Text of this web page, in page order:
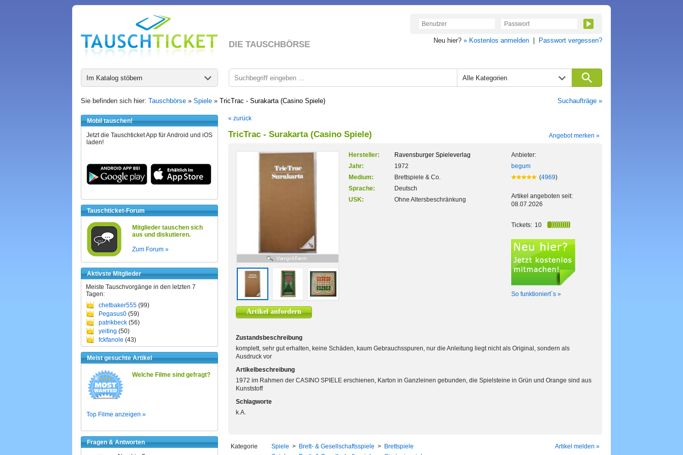
DIE TAUSCHBÖRSE Neu hier? » Kostenlos anmelden Passwort vergessen?
Im Katalog stöbern Alle Kategorien
Sie befinden sich hier: Tauschbörse » Spiele » TricTrac - Surakarta (Casino Spiele) Suchaufträge »
Mobil tauschen!
Jetzt die Tauschticket App für Android und iOS
laden!
Tauschticket-Forum
Mitglieder tauschen sich
aus und diskutieren.
Zum Forum »
Aktivste Mitglieder
Meiste Tauschvorgänge in den letzten 7
Tagen:
chetbaker555 (99)
Pegasus0 (59)
patrikbeck (56)
yeiting (50)
fckfanole (43)
Meist gesuchte Artikel
Welche Filme sind gefragt?
Top Filme anzeigen »
Fragen & Antworten
« zurück
TricTrac - Surakarta (Casino Spiele) Angebot merken »
Artikel anfordern
Hersteller:
Ravensburger Spieleverlag
Jahr:
1972
Medium:
Brettspiele & Co.
Sprache:
Deutsch
USK:
Ohne Altersbeschränkung
Anbieter:
begum
(4969)
Artikel angeboten seit:
08.07.2026
Tickets: 10
So funktioniert´s »
Zustandsbeschreibung
komplett, sehr gut erhalten, keine Schäden, kaum Gebrauchsspuren, nur die Anleitung liegt nicht als Original, sondern als
Ausdruck vor
Artikelbeschreibung
1972 im Rahmen der CASINO SPIELE erschienen, Karton in Ganzleinen gebunden, die Spielsteine in Grün und Orange sind aus
Kunststoff
Schlagworte
k.A.
Kategorie Spiele > Brett- & Gesellschaftsspiele > Brettspiele
Artikel melden »